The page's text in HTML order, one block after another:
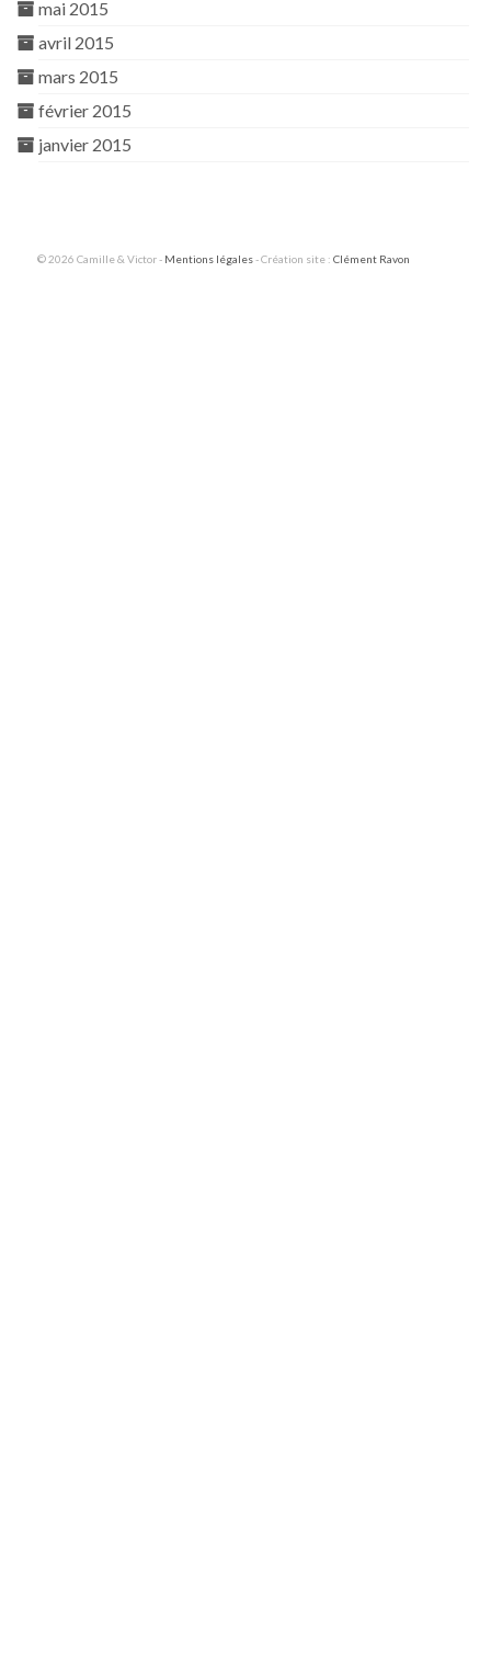
mai 2015
avril 2015
mars 2015
février 2015
janvier 2015
© 2026 Camille & Victor - Mentions légales- Création site : Clément Ravon